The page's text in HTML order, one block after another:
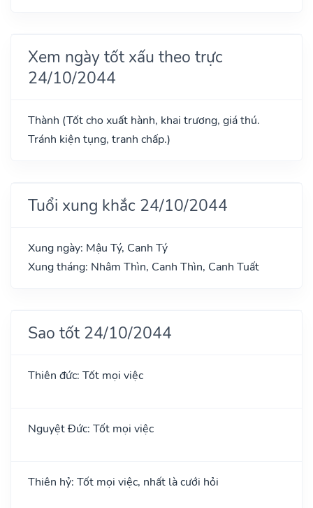
Xem ngày tốt xấu theo trực
24/10/2044
Thành (Tốt cho xuất hành, khai trương, giá thú.
Tránh kiện tụng, tranh chấp.)
Tuổi xung khắc 24/10/2044
Xung ngày: Mậu Tý, Canh Tý
Xung tháng: Nhâm Thìn, Canh Thìn, Canh Tuất
Sao tốt 24/10/2044
Thiên đức: Tốt mọi việc
Nguyệt Đức: Tốt mọi việc
Thiên hỷ: Tốt mọi việc, nhất là cưới hỏi